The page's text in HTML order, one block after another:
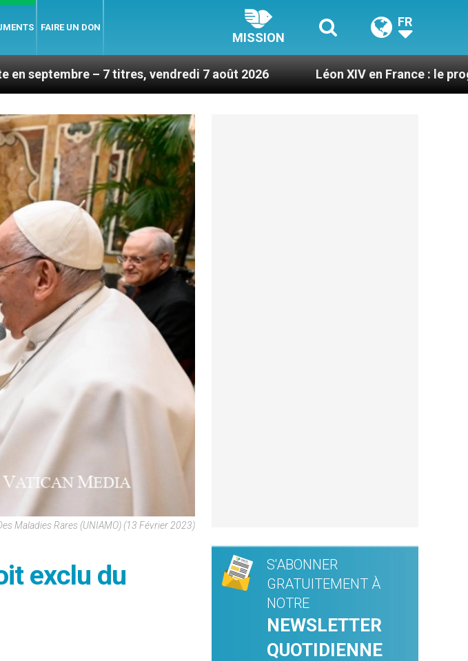
FAIRE UN DON
MISSION
FR
titres, vendredi 7 août 2026 Léon XIV en France : le programme détaillé
Maladies Rares (UNIAMO) (13 Février 2023)
exclu du
S'ABONNER
GRATUITEMENT À
NOTRE
NEWSLETTER
QUOTIDIENNE